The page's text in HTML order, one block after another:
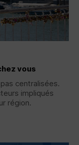
vous
centralisées.
impliqués
région.